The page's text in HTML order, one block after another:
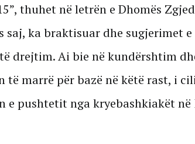
thuhet në letrën e Dhomës
saj, ka braktisuar dhe sugjerimet
drejtim. Ai bie në kundërshtim
marrë për bazë në këtë rast, i
e pushtetit nga kryebashkiakët